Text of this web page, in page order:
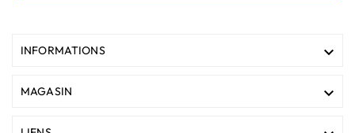
INFORMATIONS 
MAGASIN 